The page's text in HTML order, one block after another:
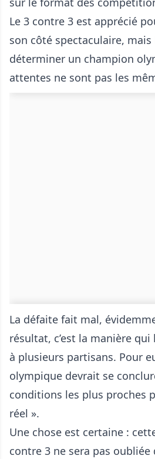
Le 3 contre 3 est apprécié
son côté spectaculaire, mais
déterminer un champion
attentes ne sont pas les
La défaite fait mal,
résultat, c’est la manière
à plusieurs partisans. Pour
olympique devrait se
conditions les plus proches
réel ».
Une chose est certaine :
contre 3 ne sera pas oubliée